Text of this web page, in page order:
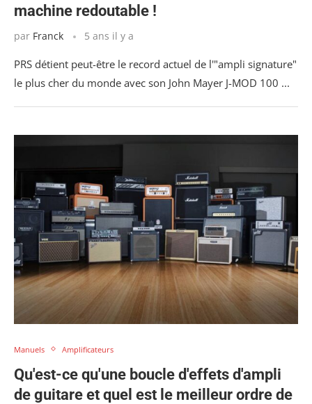
machine redoutable !
par Franck 5 ans il y a
PRS détient peut-être le record actuel de l'"ampli signature"
le plus cher du monde avec son John Mayer J-MOD 100 ...
Manuels Amplificateurs
Qu'est-ce qu'une boucle d'effets d'ampli
de guitare et quel est le meilleur ordre de